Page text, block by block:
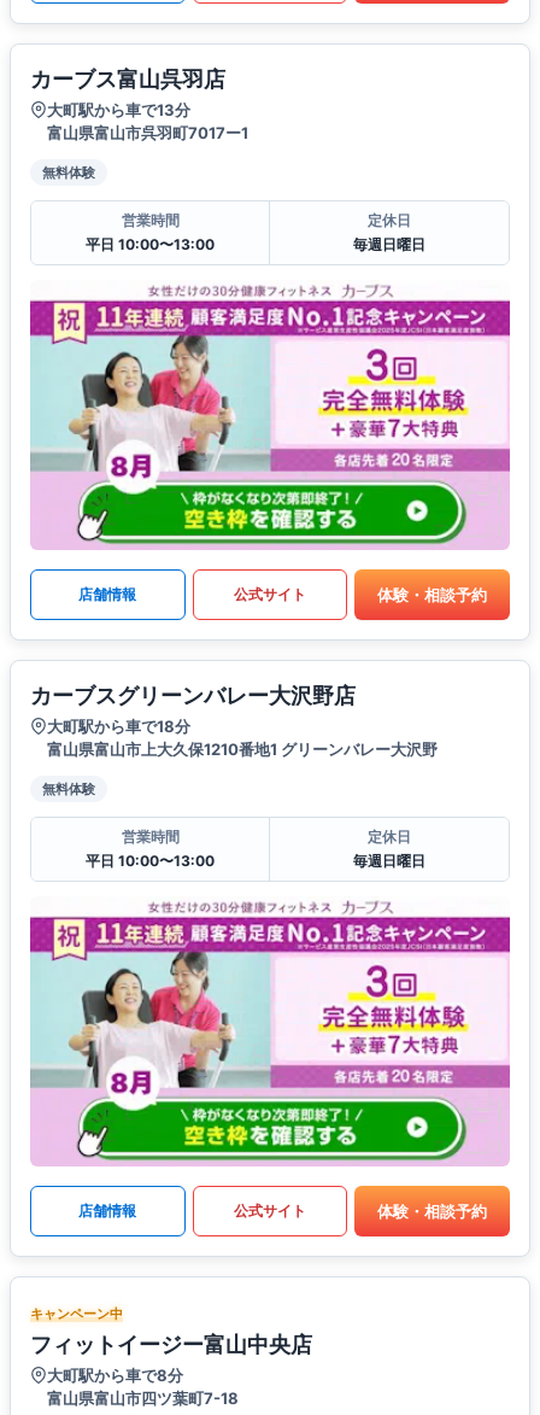
カーブス富山呉羽店
大町駅から車で13分
富山県富山市呉羽町7017ー1
無料体験
営業時間
平日 10:00〜13:00
定休日
毎週日曜日
店舗情報 公式サイト 体験・相談予約
カーブスグリーンバレー大沢野店
大町駅から車で18分
富山県富山市上大久保1210番地1 グリーンバレー大沢野
無料体験
営業時間
平日 10:00〜13:00
定休日
毎週日曜日
店舗情報 公式サイト 体験・相談予約
キャンペーン中
フィットイージー富山中央店
大町駅から車で8分
富山県富山市四ツ葉町7-18